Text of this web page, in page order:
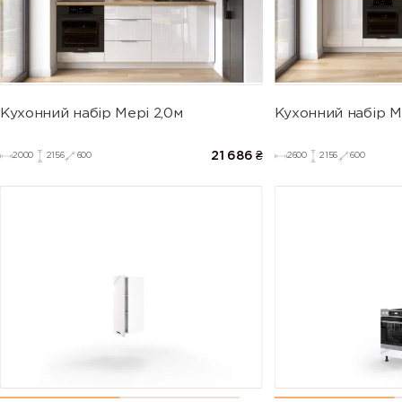
Кухонний набір Мері 2,0м
2000 2156 600 21 686 ₴
Кухонний набір
2600 2156 600